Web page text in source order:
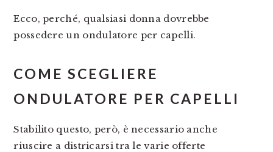
Ecco, perché, qualsiasi donna dovrebbe
possedere un ondulatore per capelli.
COME SCEGLIERE
ONDULATORE PER CAPELLI
Stabilito questo, però, è necessario anche
riuscire a districarsi tra le varie offerte